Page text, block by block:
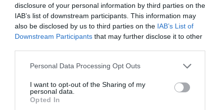
disclosure of your personal information by third parties on the
IAB’s list of downstream participants. This information may
also be disclosed by us to third parties on the IAB’s List of
Downstream Participants that may further disclose it to other
Personal Data Processing Opt Outs
I want to opt-out of the Sharing of my
personal data.
Opted In